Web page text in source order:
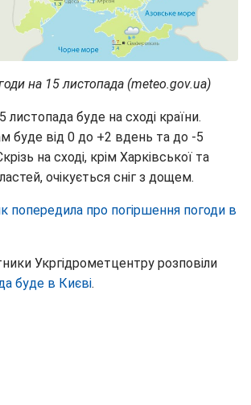
на 15 листопада (meteo.gov.ua)
листопада буде на сході країни.
буде від 0 до +2 вдень та до -5
на сході, крім Харківської та
очікується сніг з дощем.
попередила про погіршення погоди в
Укргідрометцентру розповіли
буде в Києві.